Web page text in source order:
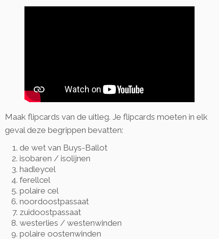
Maak flipcards van de uitleg. Je flipcards moeten in elk
geval deze begrippen bevatten:
de wet van Buys-Ballot
isobaren / isolijnen
hadleycel
ferellcel
polaire cel
noordoostpassaat
zuidoostpassaat
westerlies / westenwinden
polaire oostenwinden